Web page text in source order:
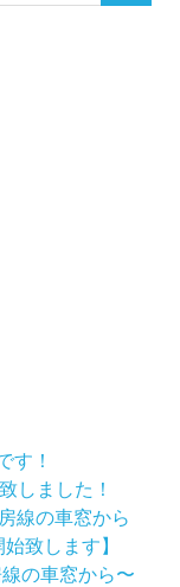
す！
しました！
線の車窓から
致します】
の車窓から〜